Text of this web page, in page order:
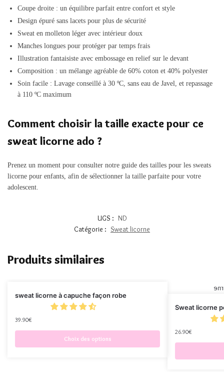
Coupe droite : un équilibre parfait entre confort et style
Design épuré sans lacets pour plus de sécurité
Sweat en molleton léger avec intérieur doux
Manches longues pour protéger par temps frais
Illustration fantaisiste avec embossage en relief sur le devant
Composition : un mélange agréable de 60% coton et 40% polyester
Soin facile : Lavage conseillé à 30 ºC, sans eau de Javel, et repassage
à 110 ºC maximum
Comment choisir la taille exacte pour ce
sweat licorne ado ?
Prenez un moment pour consulter notre guide des tailles pour les sweats
licorne pour enfants, afin de sélectionner la taille parfaite pour votre
adolescent.
UGS : ND
Catégorie : Sweat licorne
Produits similaires
sweat licorne à capuche façon robe
39.90€
Choix des options
Sweat licorne
26.90€